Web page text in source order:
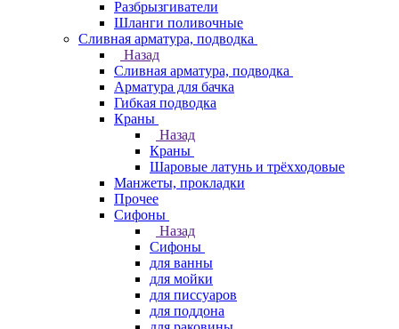
Разбрызгиватели
Шланги поливочные
Сливная арматура, подводка
Назад
Сливная арматура, подводка
Арматура для бачка
Гибкая подводка
Краны
Назад
Краны
Шаровые латунь и трёхходовые
Манжеты, прокладки
Прочее
Сифоны
Назад
Сифоны
для ванны
для мойки
для писсуаров
для поддона